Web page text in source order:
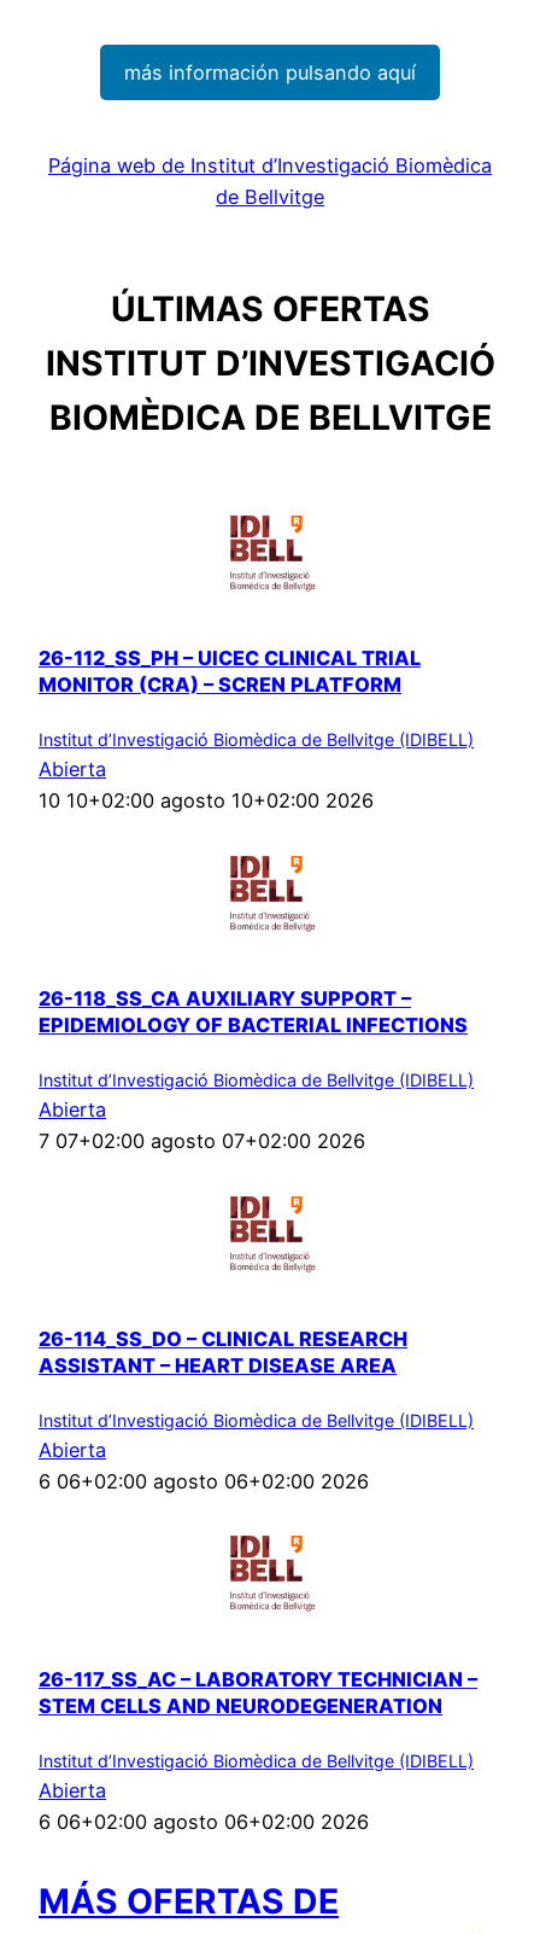
más información pulsando aquí
Página web de Institut d’Investigació Biomèdica
de Bellvitge
ÚLTIMAS OFERTAS
INSTITUT D’INVESTIGACIÓ
BIOMÈDICA DE BELLVITGE
26-112_SS_PH – UICEC CLINICAL TRIAL
MONITOR (CRA) – SCREN PLATFORM
Institut d’Investigació Biomèdica de Bellvitge (IDIBELL)
Abierta
10 10+02:00 agosto 10+02:00 2026
26-118_SS_CA AUXILIARY SUPPORT –
EPIDEMIOLOGY OF BACTERIAL INFECTIONS
Institut d’Investigació Biomèdica de Bellvitge (IDIBELL)
Abierta
7 07+02:00 agosto 07+02:00 2026
26-114_SS_DO – CLINICAL RESEARCH
ASSISTANT – HEART DISEASE AREA
Institut d’Investigació Biomèdica de Bellvitge (IDIBELL)
Abierta
6 06+02:00 agosto 06+02:00 2026
26-117_SS_AC – LABORATORY TECHNICIAN –
STEM CELLS AND NEURODEGENERATION
Institut d’Investigació Biomèdica de Bellvitge (IDIBELL)
Abierta
6 06+02:00 agosto 06+02:00 2026
MÁS OFERTAS DE